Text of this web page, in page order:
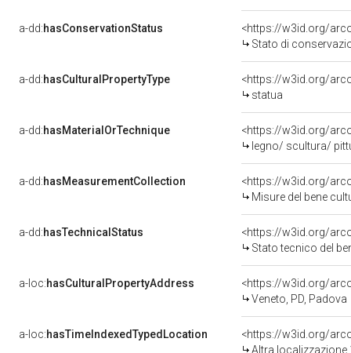
a-dd:hasConservationStatus
<https://w3id.org/
Stato di
a-dd:hasCulturalPropertyType
<https://w3id.org/
statua
a-dd:hasMaterialOrTechnique
<https://w3id.org/
legno/ scultura/
a-dd:hasMeasurementCollection
<https://w3id.org/
Misure del bene
a-dd:hasTechnicalStatus
<https://w3id.org/
Stato tecnico del
a-loc:hasCulturalPropertyAddress
<https://w3id.org/
Veneto, PD, Padova
a-loc:hasTimeIndexedTypedLocation
<https://w3id.org/
Altra localizzazione